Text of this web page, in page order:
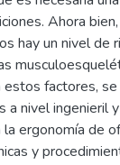
Ahora
hay un nivel de
estos factores,
a nivel ingenieril
ergonomía de
y